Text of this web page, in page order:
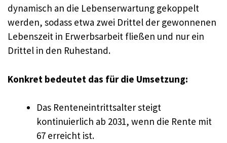
dynamisch an die Lebenserwartung gekoppelt
werden, sodass etwa zwei Drittel der gewonnenen
Lebenszeit in Erwerbsarbeit fließen und nur ein
Drittel in den Ruhestand.
Konkret bedeutet das für die Umsetzung:
Das Renteneintrittsalter steigt
kontinuierlich ab 2031, wenn die Rente mit
67 erreicht ist.